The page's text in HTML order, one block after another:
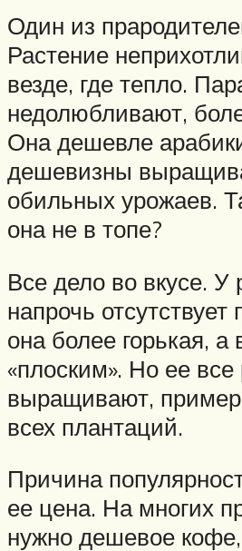
Один из
Растение
везде, где тепло.
недолюбливают,
Она дешевле
дешевизны
обильных урожаев.
она не в топе?
Все дело во вкусе. У
напрочь отсутствует
она более горькая, а
«плоским». Но ее все
выращивают,
всех плантаций.
Причина
ее цена. На многих
нужно дешевое